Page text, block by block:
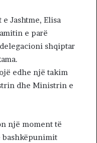
Jashtme, Elisa
e parë
shqiptar
edhe një takim
dhe Ministrin e
një moment të